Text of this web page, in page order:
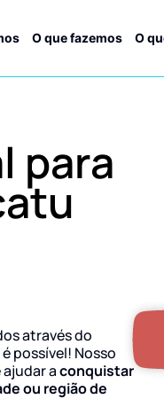
O que fazemos O
para
através do
possível! Nosso
aconquistar
ou região de